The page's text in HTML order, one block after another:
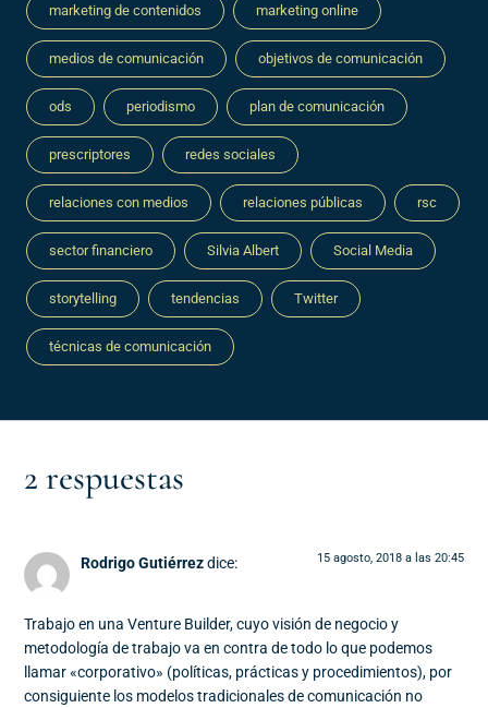
marketing de contenidos marketing online
medios de comunicación objetivos de comunicación
ods periodismo plan de comunicación
prescriptores redes sociales
relaciones con medios relaciones públicas rsc
sector financiero Silvia Albert Social Media
storytelling tendencias Twitter
técnicas de comunicación
2 respuestas
Rodrigo Gutiérrezdice: 15 agosto, 2018 a las 20:45
Trabajo en una Venture Builder, cuyo visión de negocio y
metodología de trabajo va en contra de todo lo que podemos
llamar «corporativo» (políticas, prácticas y procedimientos), por
consiguiente los modelos tradicionales de comunicación no